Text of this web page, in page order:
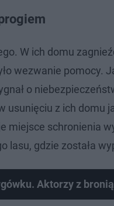
W ich domu
wezwanie pomocy.
o
usunięciu z ich domu
miejsce schronienia
lasu, gdzie została
Aktorzy z